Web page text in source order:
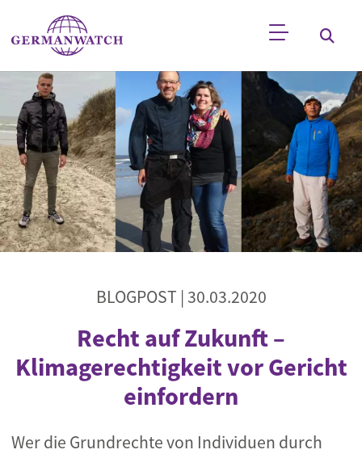
Direkt zum Inhalt
Stichwortsuche
BLOGPOST | 30.03.2020
Recht auf Zukunft –
Klimagerechtigkeit vor Gericht
einfordern
Wer die Grundrechte von Individuen durch